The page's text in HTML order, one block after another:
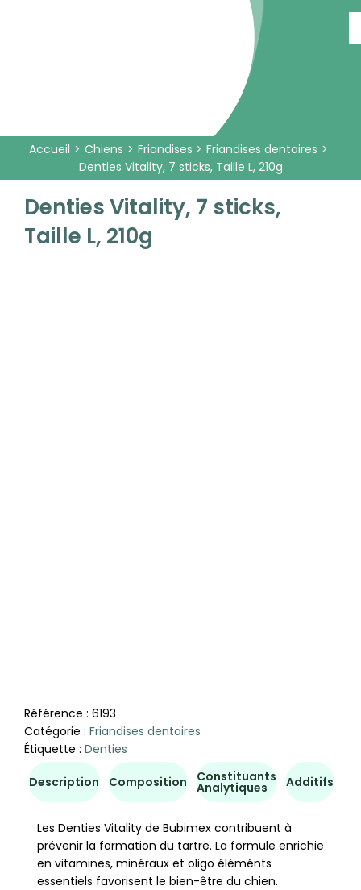
Accueil Chiens Friandises
Friandises dentaires
Denties Vitality, 7 sticks, Taille L, 210g
Denties Vitality, 7 sticks,
Taille L, 210g
Référence : 6193
Catégorie : Friandises dentaires
Étiquette : Denties
Description Composition Constituants
Analytiques Additifs
Les Denties Vitality de Bubimex contribuent à
prévenir la formation du tartre. La formule enrichie
en vitamines, minéraux et oligo éléménts
essentiels favorisent le bien-être du chien.